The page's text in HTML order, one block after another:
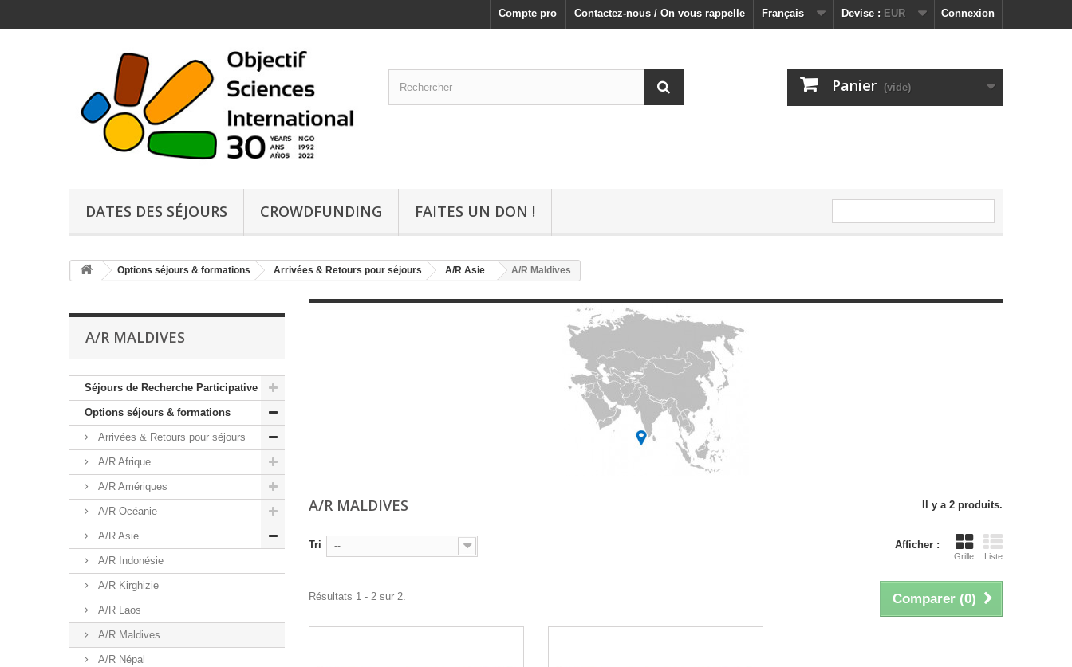
Connexion
Devise : EUR
Français
Contactez-nous / On vous rappelle
Compte pro
Panier (vide)
DATES DES SÉJOURS CROWDFUNDING FAITES UN DON !
Options séjours & formations Arrivées & Retours pour séjours A/R Asie A/R Maldives
A/R MALDIVES
Séjours de Recherche Participative
Options séjours & formations
Arrivées & Retours pour séjours
A/R Afrique
A/R Amériques
A/R Océanie
A/R Asie
A/R Indonésie
A/R Kirghizie
A/R Laos
A/R Maldives
A/R Népal
A/R MALDIVES Il y a 2 produits.
Afficher :
Grille Liste
Tri --
Comparer (0)
Résultats 1 - 2 sur 2.